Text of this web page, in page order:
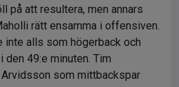
på att resultera, men annars
rätt ensamma i offensiven.
inte alls som högerback och
49:e minuten. Tim
som mittbackspar